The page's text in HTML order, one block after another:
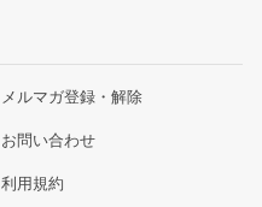
メルマガ登録・解除
お問い合わせ
利用規約